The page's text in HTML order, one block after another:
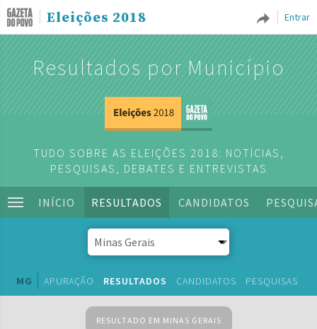
Entrar
Eleições 2018
Resultados por Município
TUDO SOBRE AS ELEIÇÕES 2018: NOTÍCIAS,
PESQUISAS, DEBATES E ENTREVISTAS
INÍCIO RESULTADOS CANDIDATOS
MG APURAÇÃO RESULTADOS CANDIDATOS PESQUISAS
RESULTADO EM MINAS GERAIS